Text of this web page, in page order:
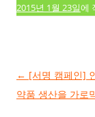
2015년 1월 23일에
글 네비게이션
← [서명 캠페인]
약품 생산을 가로